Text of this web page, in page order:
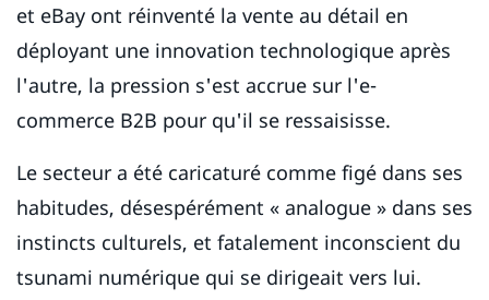
et eBay ont réinventé la vente au détail en
déployant une innovation technologique après
l'autre, la pression s'est accrue sur l'e-
commerce B2B pour qu'il se ressaisisse.
Le secteur a été caricaturé comme figé dans ses
habitudes, désespérément « analogue » dans ses
instincts culturels, et fatalement inconscient du
tsunami numérique qui se dirigeait vers lui.